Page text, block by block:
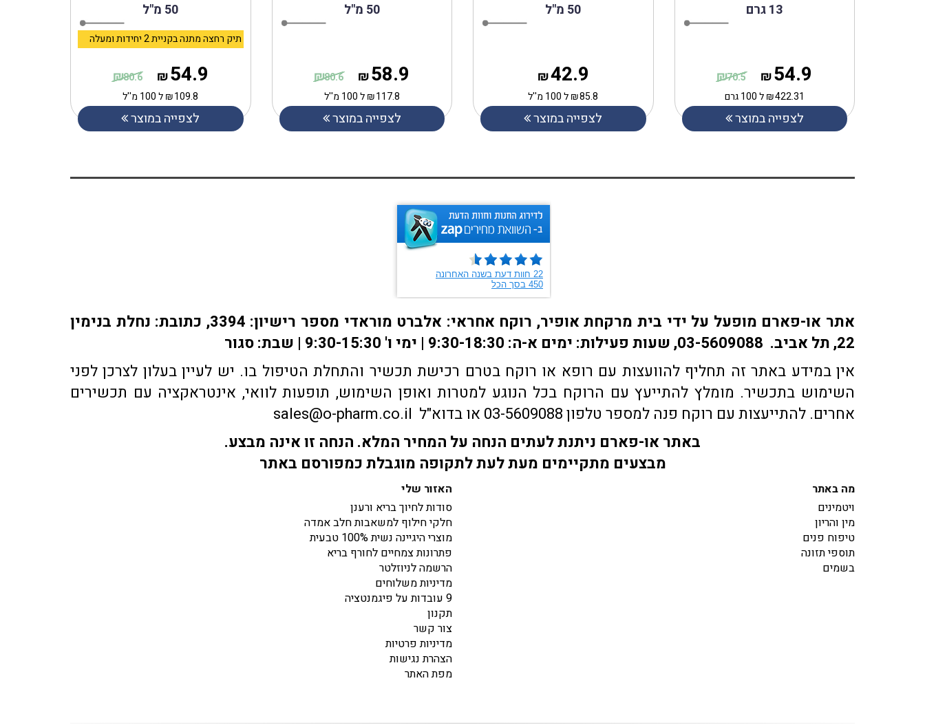
50 מ"ל
תיק רחצה מתנה בקניית 2 יחידות ומעלה
54.9
₪
80.6
₪
109.8
₪ל 100 מ''ל
לצפייה במוצר
50 מ"ל
58.9
₪
80.6
₪
117.8
₪ל 100 מ''ל
לצפייה במוצר
50 מ"ל
42.9
₪
85.8
₪ל 100 מ''ל
לצפייה במוצר
13 גרם
54.9
₪
70.5
₪
422.31
₪ל 100 גרם
לצפייה במוצר
אתר או-פארם מופעל על ידי בית מרקחת אופיר, רוקח אחראי: אלברט מוראדי מספר רישיון: 3394, כתובת: ​נחלת בנימין
22, תל אביב. 03-5609088, שעות פעילות: ימים א-ה: 9:30-18:30 | ימי ו' 9:30-15:30 | שבת: סגור
אין במידע באתר זה תחליף להוועצות עם רופא או רוקח בטרם רכישת תכשיר והתחלת הטיפול בו. יש לעיין בעלון לצרכן לפני
השימוש בתכשיר. מומלץ להתייעץ עם הרוקח בכל הנוגע למטרות ואופן השימוש, תופעות לוואי, אינטראקציה עם תכשירים
אחרים. להתייעצות עם רוקח פנה למספר טלפון 03-5609088 או בדוא"ל sales@o-pharm.co.il
באתר או-פארם ניתנת לעתים הנחה על המחיר המלא. הנחה זו אינה מבצע.
מבצעים מתקיימים מעת לעת לתקופה מוגבלת כמפורסם באתר
האזור שלי
סודות לחיוך בריא ורענן
חלקי חילוף למשאבות חלב אמדה
מוצרי היגיינה נשית 100% טבעית
פתרונות צמחיים לחורף בריא
הרשמה לניוזלטר
מדיניות משלוחים
9 עובדות על פיגמנטציה
תקנון
צור קשר
מדיניות פרטיות
הצהרת נגישות
מפת האתר
מה באתר
ויטמינים
מין והריון
טיפוח פנים
תוספי תזונה
בשמים